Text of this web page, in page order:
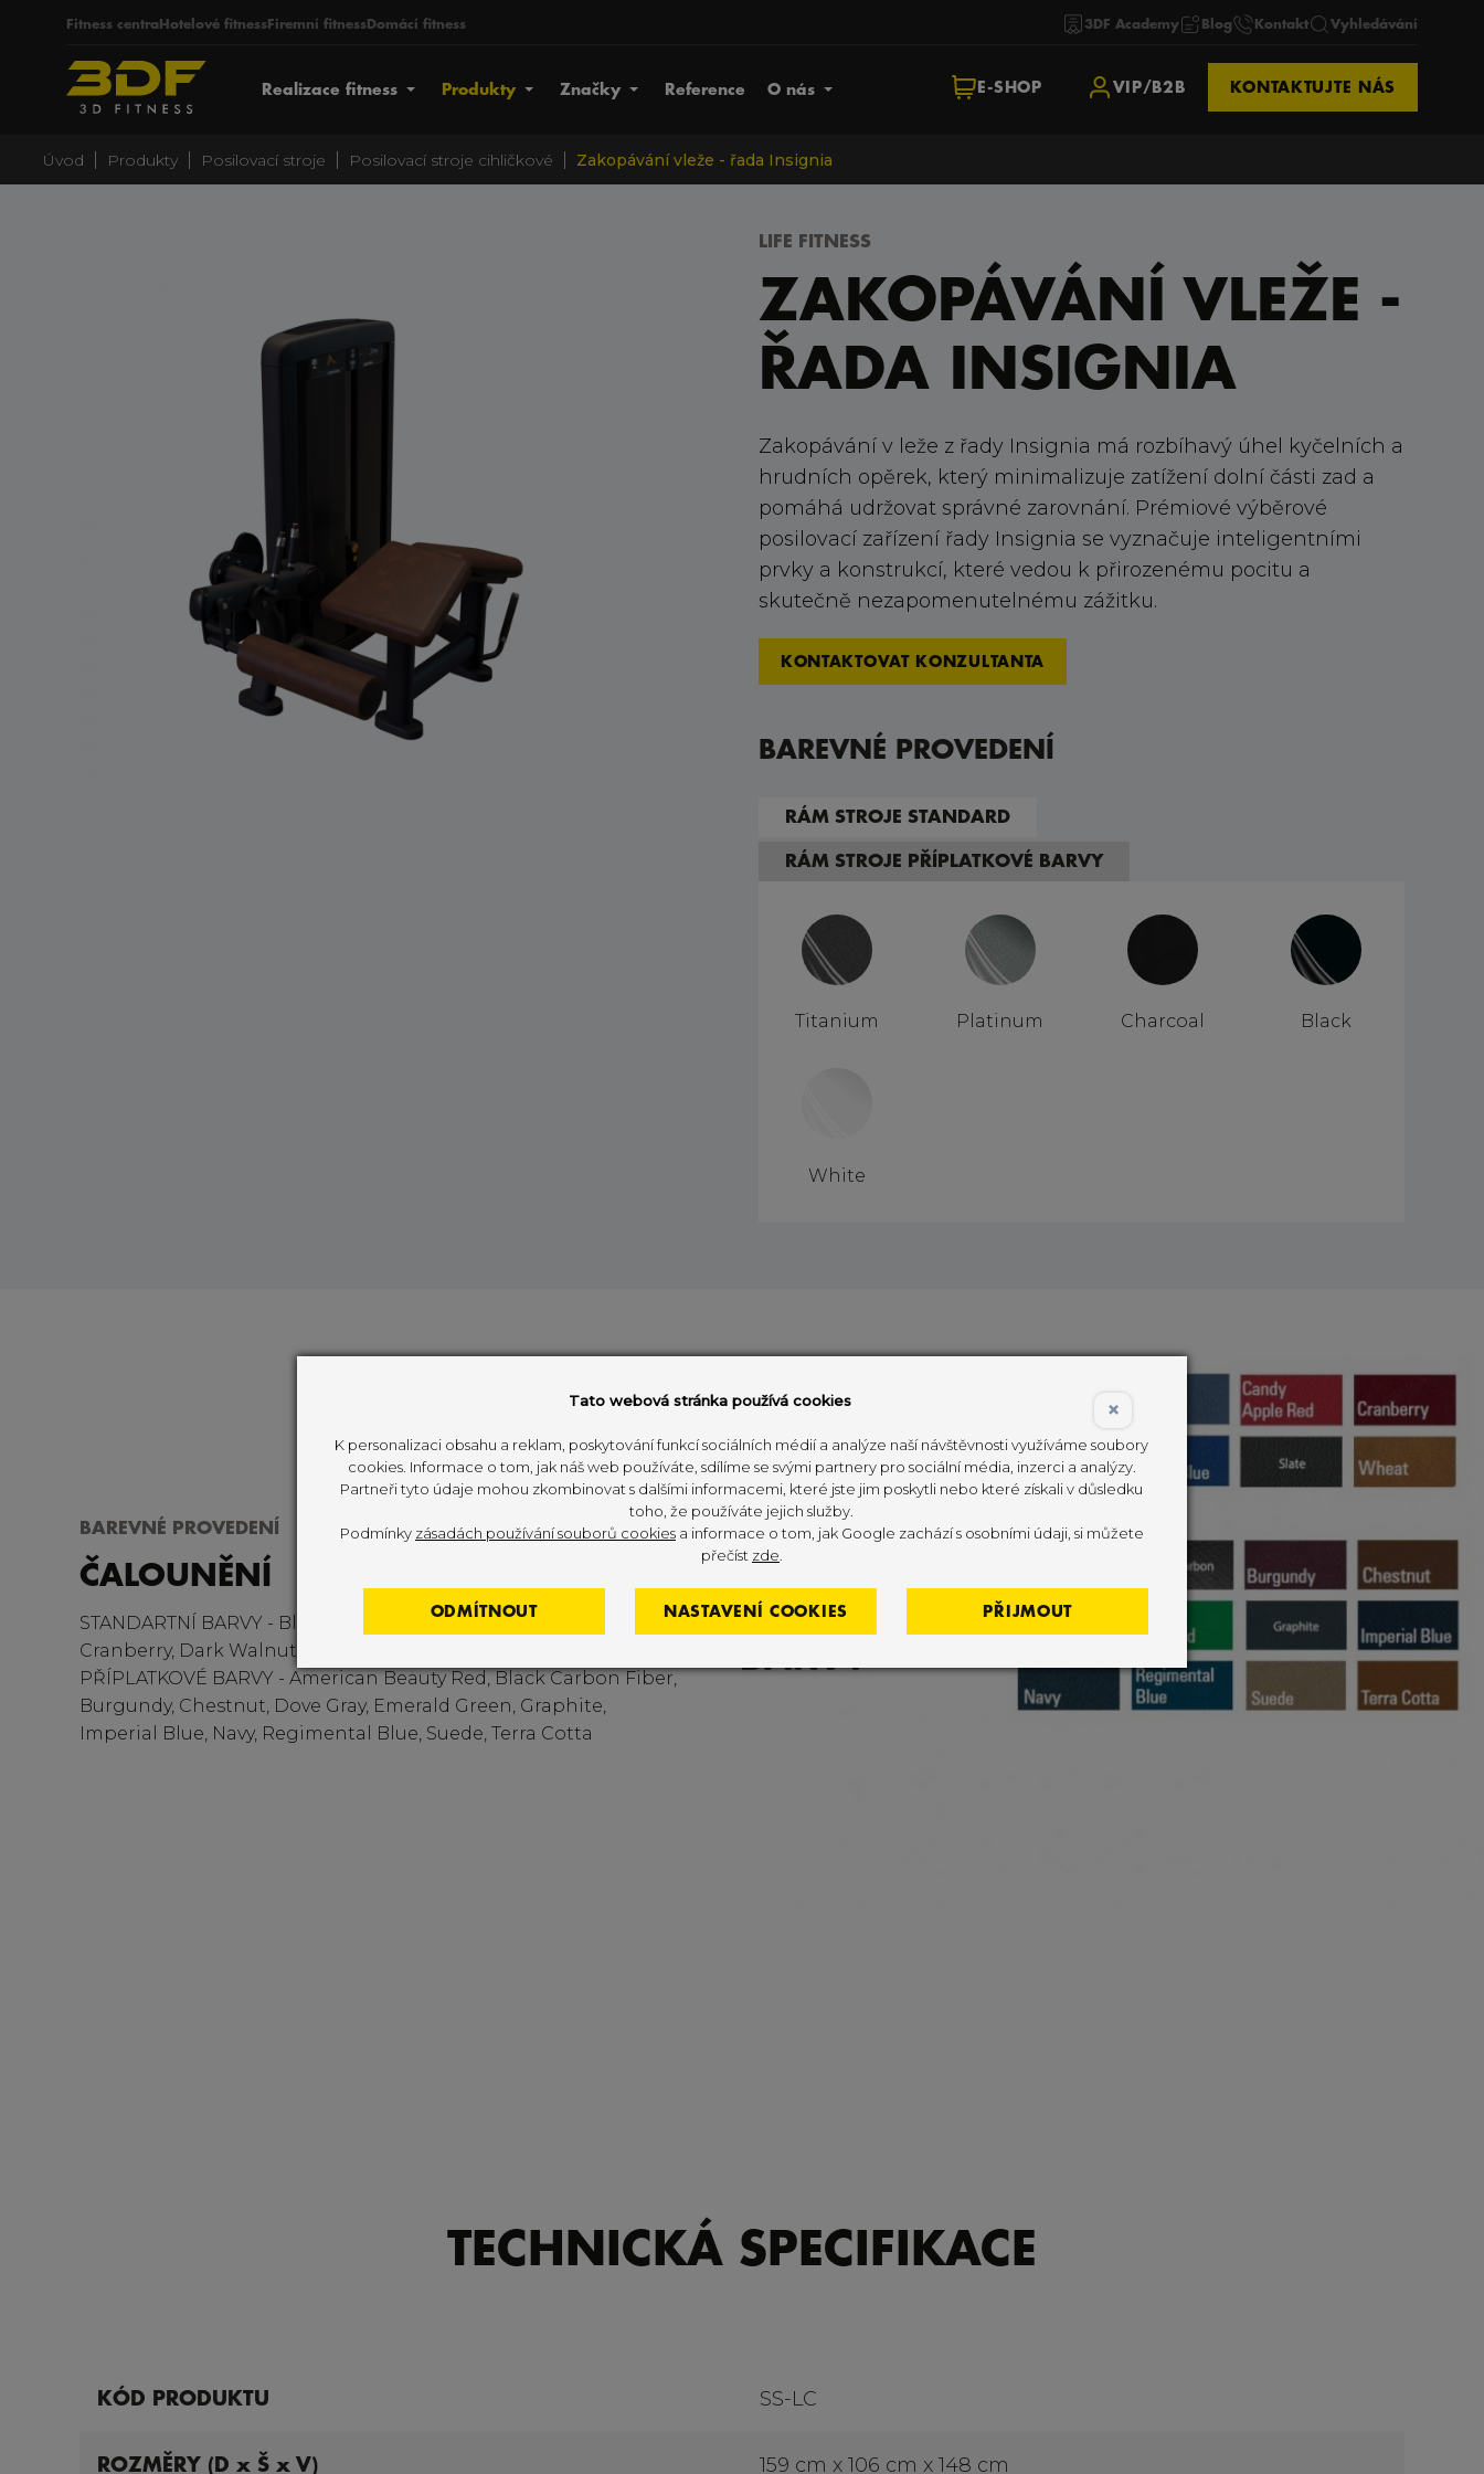
Úvod Produkty Posilovací stroje Posilovací stroje cihličkové Zakopávání vleže - řada Insignia
3DF Academy Blog Kontakt Vyhledávání
Fitness centra Hotelové fitness Firemní fitness Domácí fitness
Realizace fitness Produkty Značky Reference O nás KONTAKTUJTE NÁS
E-SHOP VIP/B2B
LIFE FITNESS
ZAKOPÁVÁNÍ VLEŽE -
ŘADA INSIGNIA
Zakopávání v leže z řady Insignia má rozbíhavý úhel kyčelních a
hrudních opěrek, který minimalizuje zatížení dolní části zad a
pomáhá udržovat správné zarovnání. Prémiové výběrové
posilovací zařízení řady Insignia se vyznačuje inteligentními
prvky a konstrukcí, které vedou k přirozenému pocitu a
skutečně nezapomenutelnému zážitku.
KONTAKTOVAT KONZULTANTA
BAREVNÉ PROVEDENÍ
RÁM STROJE STANDARD
RÁM STROJE PŘÍPLATKOVÉ BARVY
Titanium Platinum Charcoal Black
White
BAREVNÉ PROVEDENÍ
ČALOUNĚNÍ
STANDARTNÍ BARVY - Black (Caspian), Azure, Candy Apple Red,
Cranberry, Dark Walnut, Royal Blue, Slate (Charcoal), Wheat -
PŘÍPLATKOVÉ BARVY - American Beauty Red, Black Carbon Fiber,
Burgundy, Chestnut, Dove Gray, Emerald Green, Graphite,
Imperial Blue, Navy, Regimental Blue, Suede, Terra Cotta
TECHNICKÁ SPECIFIKACE
KÓD PRODUKTU SS-LC
ROZMĚRY (D x Š x V) 159 cm x 106 cm x 148 cm
×
Tato webová stránka používá cookies
K personalizaci obsahu a reklam, poskytování funkcí sociálních médií a analýze naší návštěvnosti využíváme soubory
cookies. Informace o tom, jak náš web používáte, sdílíme se svými partnery pro sociální média, inzerci a analýzy.
Partneři tyto údaje mohou zkombinovat s dalšími informacemi, které jste jim poskytli nebo které získali v důsledku
toho, že používáte jejich služby.
Podmínky zásadách používání souborů cookiesa informace o tom, jak Google zachází s osobními údaji, si můžete
přečíst zde
ODMÍTNOUT NASTAVENÍ COOKIES PŘIJMOUT